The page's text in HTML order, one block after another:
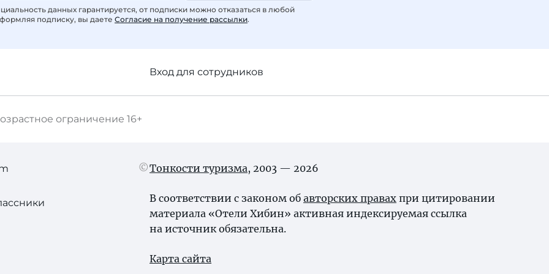
данных гарантируется, от подписки можно отказаться в любой
подписку, вы даете Согласие на получение рассылки.
Вход для сотрудников
ограничение 16+
Тонкости туризма, 2003 — 2026
В соответствии с законом об авторских правах при цитировании
материала «Отели Хибин» активная индексируемая ссылка
на источник обязательна.
Карта сайта